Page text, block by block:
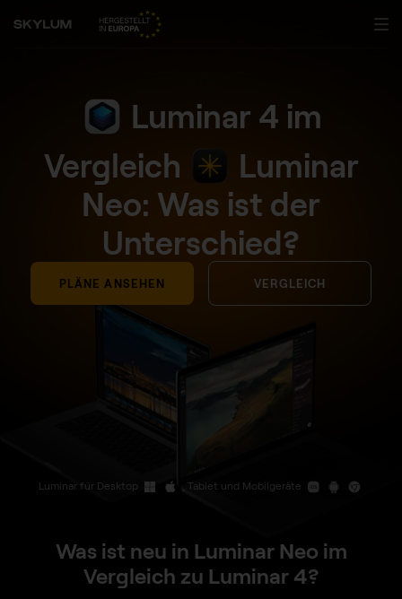
Luminar 4 im
Vergleich
Luminar
Neo: Was ist der
Unterschied?
PLÄNE ANSEHEN VERGLEICH
Luminar für Desktop , Tablet und Mobilgeräte
Was ist neu in Luminar Neo im
Vergleich zu Luminar 4?